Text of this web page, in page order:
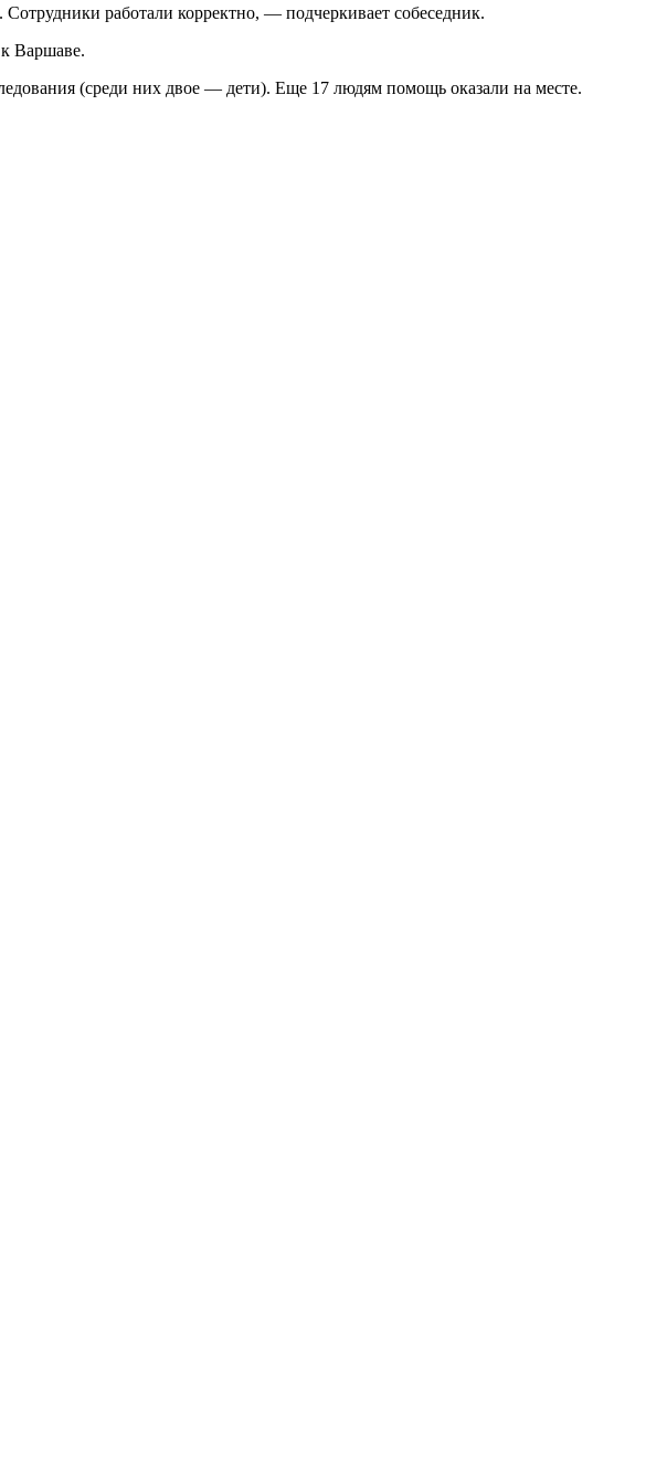
работали корректно, — подчеркивает собеседник.
Варшаве.
(среди них двое — дети). Еще 17 людям помощь оказали на месте.